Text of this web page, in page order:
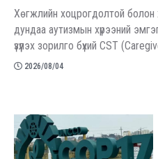
Хөгжлийн хоцрогдолтой
дундаа аутизмын хүрээний
үзүүлэх зорилго бүхий СST
2026/08/04